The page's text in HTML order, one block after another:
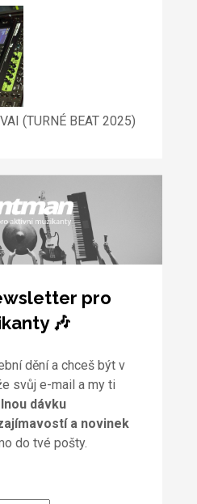
(TURNÉ BEAT 2025)
pro
🎶
dění a chceš být v
svůj e-mail a my ti
dávku
a novinek
do tvé pošty.